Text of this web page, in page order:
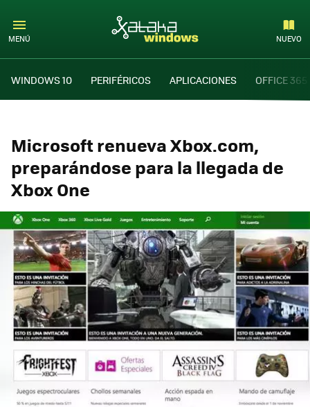
MENÚ NUEVO
WINDOWS 10 PERIFÉRICOS APLICACIONES OFFICE 365
Microsoft renueva Xbox.com,
preparándose para la llegada de
Xbox One